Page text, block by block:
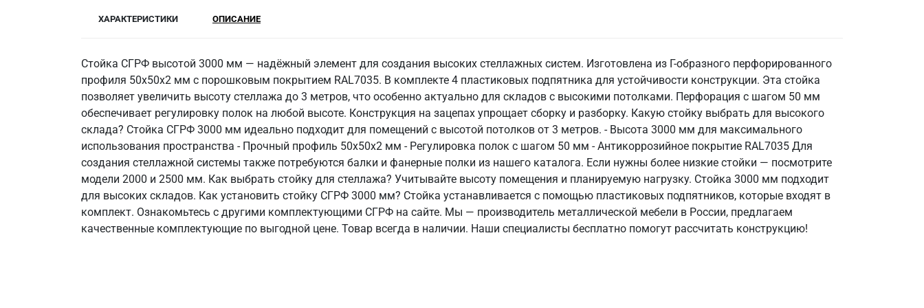
ХАРАКТЕРИСТИКИ ОПИСАНИЕ
Стойка СГРФ высотой 3000 мм — надёжный элемент для создания высоких стеллажных систем. Изготовлена из Г-образного перфорированного
профиля 50х50х2 мм с порошковым покрытием RAL7035. В комплекте 4 пластиковых подпятника для устойчивости конструкции. Эта стойка
позволяет увеличить высоту стеллажа до 3 метров, что особенно актуально для складов с высокими потолками. Перфорация с шагом 50 мм
обеспечивает регулировку полок на любой высоте. Конструкция на зацепах упрощает сборку и разборку. Какую стойку выбрать для высокого
склада? Стойка СГРФ 3000 мм идеально подходит для помещений с высотой потолков от 3 метров. - Высота 3000 мм для максимального
использования пространства - Прочный профиль 50х50х2 мм - Регулировка полок с шагом 50 мм - Антикоррозийное покрытие RAL7035 Для
создания стеллажной системы также потребуются балки и фанерные полки из нашего каталога. Если нужны более низкие стойки — посмотрите
модели 2000 и 2500 мм. Как выбрать стойку для стеллажа? Учитывайте высоту помещения и планируемую нагрузку. Стойка 3000 мм подходит
для высоких складов. Как установить стойку СГРФ 3000 мм? Стойка устанавливается с помощью пластиковых подпятников, которые входят в
комплект. Ознакомьтесь с другими комплектующими СГРФ на сайте. Мы — производитель металлической мебели в России, предлагаем
качественные комплектующие по выгодной цене. Товар всегда в наличии. Наши специалисты бесплатно помогут рассчитать конструкцию!